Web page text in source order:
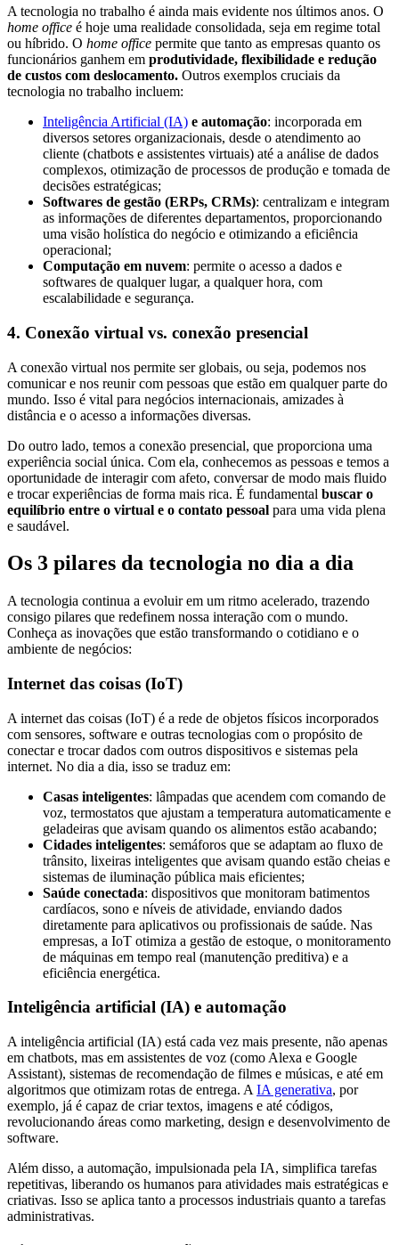
A tecnologia no trabalho é ainda mais evidente nos últimos anos. O
home office é hoje uma realidade consolidada, seja em regime total
ou híbrido. O home office permite que tanto as empresas quanto os
funcionários ganhem em produtividade, flexibilidade e redução
de custos com deslocamento. Outros exemplos cruciais da
tecnologia no trabalho incluem:
Inteligência Artificial (IA) e automação: incorporada em
diversos setores organizacionais, desde o atendimento ao
cliente (chatbots e assistentes virtuais) até a análise de dados
complexos, otimização de processos de produção e tomada de
decisões estratégicas;
Softwares de gestão (ERPs, CRMs): centralizam e integram
as informações de diferentes departamentos, proporcionando
uma visão holística do negócio e otimizando a eficiência
operacional;
Computação em nuvem: permite o acesso a dados e
softwares de qualquer lugar, a qualquer hora, com
escalabilidade e segurança.
4. Conexão virtual vs. conexão presencial
A conexão virtual nos permite ser globais, ou seja, podemos nos
comunicar e nos reunir com pessoas que estão em qualquer parte do
mundo. Isso é vital para negócios internacionais, amizades à
distância e o acesso a informações diversas.
Do outro lado, temos a conexão presencial, que proporciona uma
experiência social única. Com ela, conhecemos as pessoas e temos a
oportunidade de interagir com afeto, conversar de modo mais fluido
e trocar experiências de forma mais rica. É fundamental buscar o
equilíbrio entre o virtual e o contato pessoal para uma vida plena
e saudável.
Os 3 pilares da tecnologia no dia a dia
A tecnologia continua a evoluir em um ritmo acelerado, trazendo
consigo pilares que redefinem nossa interação com o mundo.
Conheça as inovações que estão transformando o cotidiano e o
ambiente de negócios:
Internet das coisas (IoT)
A internet das coisas (IoT) é a rede de objetos físicos incorporados
com sensores, software e outras tecnologias com o propósito de
conectar e trocar dados com outros dispositivos e sistemas pela
internet. No dia a dia, isso se traduz em:
Casas inteligentes: lâmpadas que acendem com comando de
voz, termostatos que ajustam a temperatura automaticamente e
geladeiras que avisam quando os alimentos estão acabando;
Cidades inteligentes: semáforos que se adaptam ao fluxo de
trânsito, lixeiras inteligentes que avisam quando estão cheias e
sistemas de iluminação pública mais eficientes;
Saúde conectada: dispositivos que monitoram batimentos
cardíacos, sono e níveis de atividade, enviando dados
diretamente para aplicativos ou profissionais de saúde. Nas
empresas, a IoT otimiza a gestão de estoque, o monitoramento
de máquinas em tempo real (manutenção preditiva) e a
eficiência energética.
Inteligência artificial (IA) e automação
A inteligência artificial (IA) está cada vez mais presente, não apenas
em chatbots, mas em assistentes de voz (como Alexa e Google
Assistant), sistemas de recomendação de filmes e músicas, e até em
algoritmos que otimizam rotas de entrega. A IA generativa, por
exemplo, já é capaz de criar textos, imagens e até códigos,
revolucionando áreas como marketing, design e desenvolvimento de
software.
Além disso, a automação, impulsionada pela IA, simplifica tarefas
repetitivas, liberando os humanos para atividades mais estratégicas e
criativas. Isso se aplica tanto a processos industriais quanto a tarefas
administrativas.